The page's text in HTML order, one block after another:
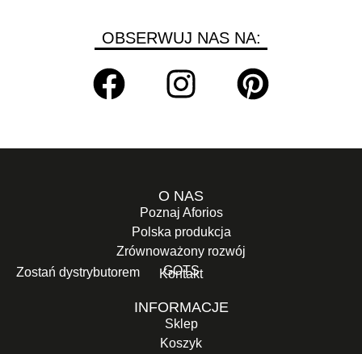
OBSERWUJ NAS NA:
O NAS
Poznaj Aforios
Polska produkcja
Zrównoważony rozwój
GOTS
Zostań dystrybutorem Kontakt
INFORMACJE
Sklep
Koszyk